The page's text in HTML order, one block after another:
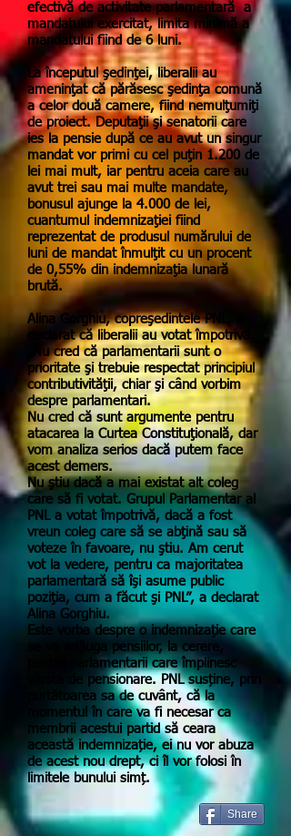
efectivă de activitate parlamentară a
mandatului exercitat, limita minimă a
mandatului fiind de 6 luni.
La începutul şedinţei, liberalii au
ameninţat că părăsesc şedinţa comună
a celor două camere, fiind nemulţumiţi
de proiect. Deputaţii şi senatorii care
ies la pensie după ce au avut un singur
mandat vor primi cu cel puţin 1.200 de
lei mai mult, iar pentru aceia care au
avut trei sau mai multe mandate,
bonusul ajunge la 4.000 de lei,
cuantumul indemnizaţiei fiind
reprezentat de produsul numărului de
luni de mandat înmulţit cu un procent
de 0,55% din indemnizaţia lunară
brută.
Alina Gorghiu, copreşedintele PNL, a
declarat că liberalii au votat împotrivă.
„Nu cred că parlamentarii sunt o
prioritate şi trebuie respectat principiul
contributivităţii, chiar şi când vorbim
despre parlamentari.
Nu cred că sunt argumente pentru
atacarea la Curtea Constituţională, dar
vom analiza serios dacă putem face
acest demers.
Nu ştiu dacă a mai existat alt coleg
care să fi votat. Grupul Parlamentar al
PNL a votat împotrivă, dacă a fost
vreun coleg care să se abţină sau să
voteze în favoare, nu ştiu. Am cerut
vot la vedere, pentru ca majoritatea
parlamentară să îşi asume public
poziţia, cum a făcut şi PNL”, a declarat
Alina Gorghiu.
Este vorba despre o indemnizaţie care
se va adăuga pensiilor, la cerere,
pentru parlamentarii care împlinesc
vârsta de pensionare. PNL susține, prin
purtătoarea sa de cuvânt, că la
momentul în care va fi necesar ca
membrii acestui partid să ceara
această indemnizație, ei nu vor abuza
de acest nou drept, ci îl vor folosi în
limitele bunului simț.
Share